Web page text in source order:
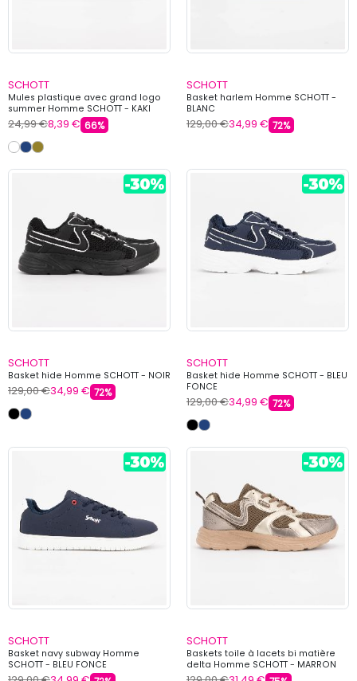
SCHOTT
Mules plastique avec grand logo
summer Homme SCHOTT - KAKI
24,99 €8,39 € 66%
SCHOTT
Basket harlem Homme SCHOTT -
BLANC
129,00 €34,99 € 72%
SCHOTT
Basket hide Homme SCHOTT - NOIR
129,00 €34,99 € 72%
SCHOTT
Basket hide Homme SCHOTT - BLEU
FONCE
129,00 €34,99 € 72%
SCHOTT
Basket navy subway Homme
SCHOTT - BLEU FONCE
SCHOTT
Baskets toile à lacets bi matière
delta Homme SCHOTT - MARRON